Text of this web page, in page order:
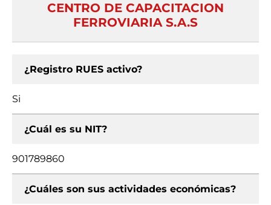
CENTRO DE CAPACITACION
FERROVIARIA S.A.S
¿Registro RUES activo?
Si
¿Cuál es su NIT?
901789860
¿Cuáles son sus actividades económicas?